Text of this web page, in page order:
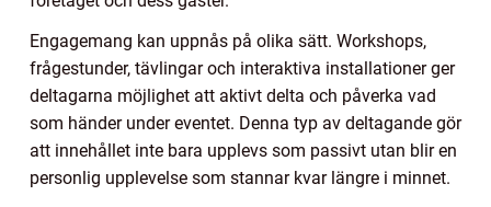
Engagemang kan uppnås på olika sätt. Workshops,
frågestunder, tävlingar och interaktiva installationer ger
deltagarna möjlighet att aktivt delta och påverka vad
som händer under eventet. Denna typ av deltagande gör
att innehållet inte bara upplevs som passivt utan blir en
personlig upplevelse som stannar kvar längre i minnet.